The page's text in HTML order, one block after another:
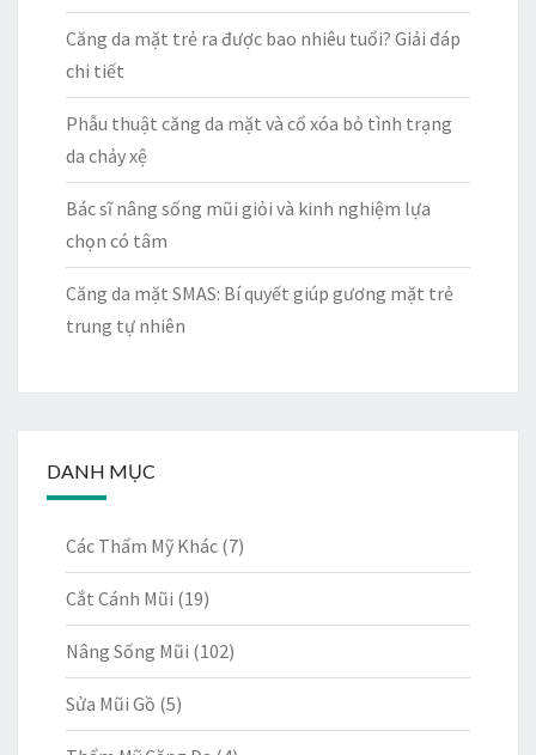
Căng da mặt trẻ ra được bao nhiêu tuổi? Giải đáp
chi tiết
Phẫu thuật căng da mặt và cổ xóa bỏ tình trạng
da chảy xệ
Bác sĩ nâng sống mũi giỏi và kinh nghiệm lựa
chọn có tâm
Căng da mặt SMAS: Bí quyết giúp gương mặt trẻ
trung tự nhiên
DANH MỤC
Các Thẩm Mỹ Khác (7)
Cắt Cánh Mũi (19)
Nâng Sống Mũi (102)
Sửa Mũi Gồ (5)